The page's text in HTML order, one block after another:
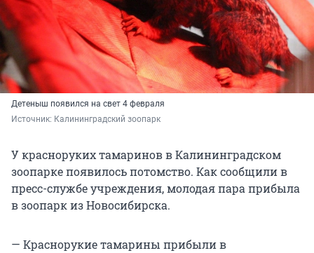
Детеныш появился на свет 4 февраля
Источник: Калининградский зоопарк
У красноруких тамаринов в Калининградском
зоопарке появилось потомство. Как сообщили в
пресс-службе учреждения, молодая пара прибыла
в зоопарк из Новосибирска.
— Краснорукие тамарины прибыли в